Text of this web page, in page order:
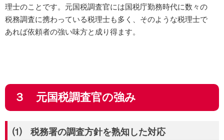
理士のことです。元国税調査官には国税庁勤務時代に数々の
税務調査に携わっている税理士も多く、そのような税理士で
あれば依頼者の強い味方と成り得ます。
３ 元国税調査官の強み
⑴ 税務署の調査方針を熟知した対応